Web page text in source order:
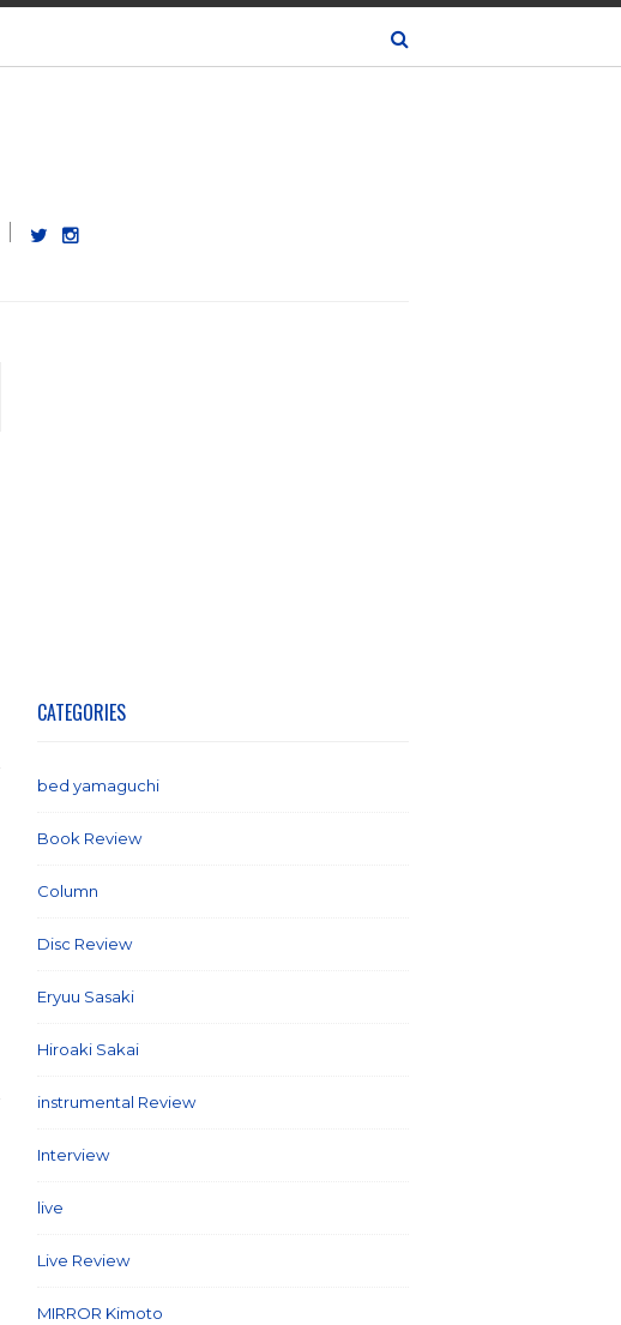
CATEGORIES
bed yamaguchi
Book Review
Column
Disc Review
Eryuu Sasaki
Hiroaki Sakai
instrumental Review
Interview
live
Live Review
MIRROR Kimoto